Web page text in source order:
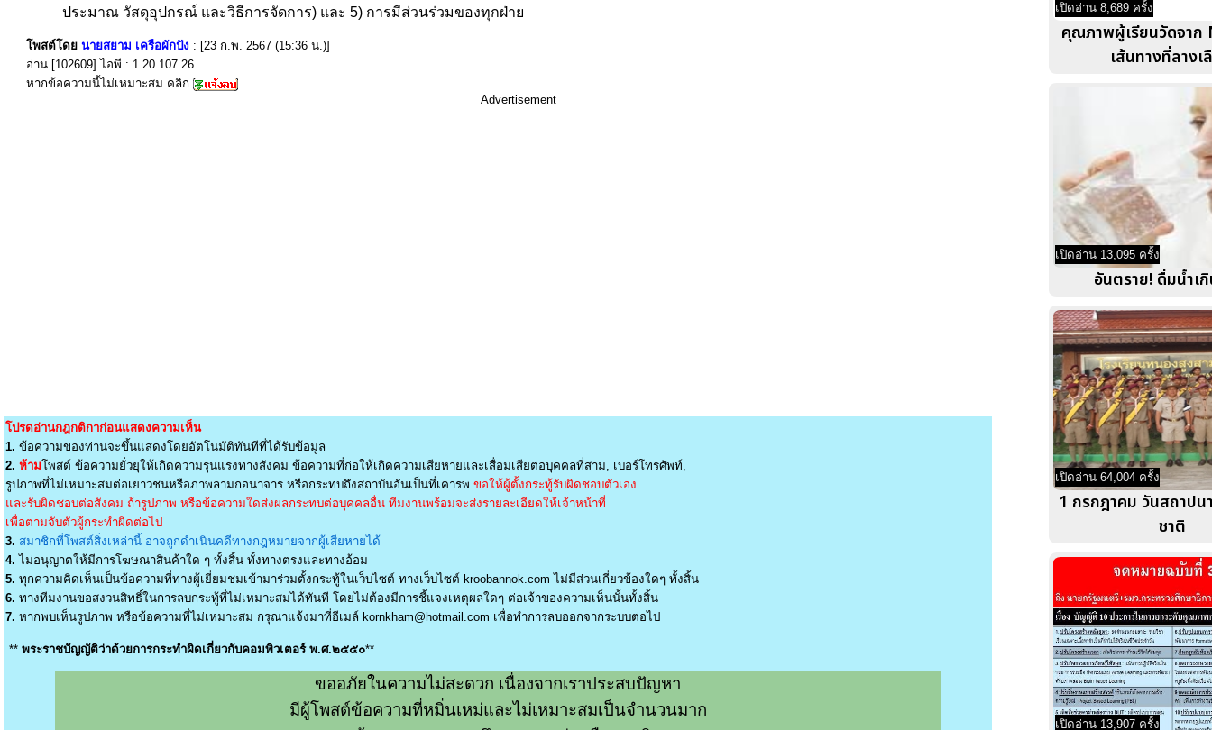
ประมาณ วัสดุอุปกรณ์ และวิธีการจัดการ) และ 5) การมีส่วนร่วมของทุกฝ่าย
โพสต์โดย นายสยาม เครือผักปัง : [23 ก.พ. 2567 (15:36 น.)]
อ่าน [102609] ไอพี : 1.20.107.26
หากข้อความนี้ไม่เหมาะสม คลิก
Advertisement
โปรดอ่านกฎกติกาก่อนแสดงความเห็น
1. ข้อความของท่านจะขึ้นแสดงโดยอัตโนมัติทันทีที่ได้รับข้อมูล
2. ห้ามโพสต์ ข้อความยั่วยุให้เกิดความรุนแรงทางสังคม ข้อความที่ก่อให้เกิดความเสียหายและเสื่อมเสียต่อบุคคลที่สาม, เบอร์โทรศัพท์,
รูปภาพที่ไม่เหมาะสมต่อเยาวชนหรือภาพลามกอนาจาร หรือกระทบถึงสถาบันอันเป็นที่เคารพ ขอให้ผู้ตั้งกระทู้รับผิดชอบตัวเอง
และรับผิดชอบต่อสังคม ถ้ารูปภาพ หรือข้อความใดส่งผลกระทบต่อบุคคลอื่น ทีมงานพร้อมจะส่งรายละเอียดให้เจ้าหน้าที่
เพื่อตามจับตัวผู้กระทำผิดต่อไป
3. สมาชิกที่โพสต์สิ่งเหล่านี้ อาจถูกดำเนินคดีทางกฎหมายจากผู้เสียหายได้
4. ไม่อนุญาตให้มีการโฆษณาสินค้าใด ๆ ทั้งสิ้น ทั้งทางตรงและทางอ้อม
5. ทุกความคิดเห็นเป็นข้อความที่ทางผู้เยี่ยมชมเข้ามาร่วมตั้งกระทู้ในเว็บไซต์ ทางเว็บไซต์ kroobannok.com ไม่มีส่วนเกี่ยวข้องใดๆ ทั้งสิ้น
6. ทางทีมงานขอสงวนสิทธิ์ในการลบกระทู้ที่ไม่เหมาะสมได้ทันที โดยไม่ต้องมีการชี้แจงเหตุผลใดๆ ต่อเจ้าของความเห็นนั้นทั้งสิ้น
7. หากพบเห็นรูปภาพ หรือข้อความที่ไม่เหมาะสม กรุณาแจ้งมาที่อีเมล์ kornkham@hotmail.com เพื่อทำการลบออกจากระบบต่อไป
** พระราชบัญญัติว่าด้วยการกระทำผิดเกี่ยวกับคอมพิวเตอร์ พ.ศ.๒๕๕๐**
ขออภัยในความไม่สะดวก เนื่องจากเราประสบปัญหา
มีผู้โพสต์ข้อความที่หมิ่นเหม่และไม่เหมาะสมเป็นจำนวนมาก
เปิดอ่าน 8,689 ครั้ง
คุณภาพผู้เรียนวัดจาก
เส้นทางที่ลางเ
เปิดอ่าน 13,095 ครั้ง
อันตราย! ดื่มน้ำเ
เปิดอ่าน 64,004 ครั้ง
1 กรกฎาคม วันสถาปน
ชาติ
เปิดอ่าน 13,907 ครั้ง